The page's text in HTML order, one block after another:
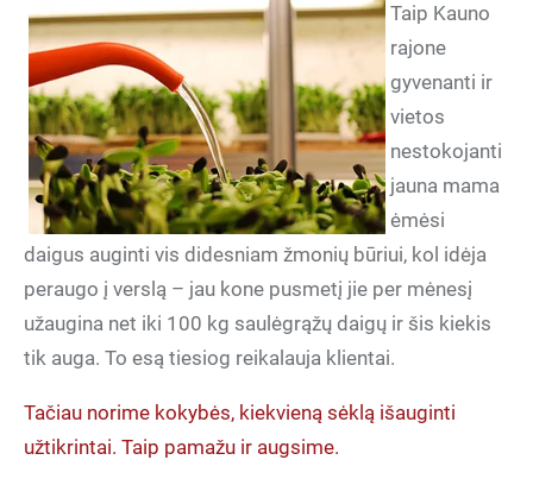
Taip Kauno
rajone
gyvenanti ir
vietos
nestokojanti
jauna mama
ėmėsi
daigus auginti vis didesniam žmonių būriui, kol idėja
peraugo į verslą – jau kone pusmetį jie per mėnesį
užaugina net iki 100 kg saulėgrąžų daigų ir šis kiekis
tik auga. To esą tiesiog reikalauja klientai.
Tačiau norime kokybės, kiekvieną sėklą išauginti
užtikrintai. Taip pamažu ir augsime.